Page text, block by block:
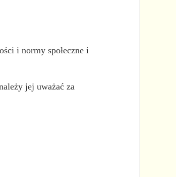
i normy społeczne i
jej uważać za